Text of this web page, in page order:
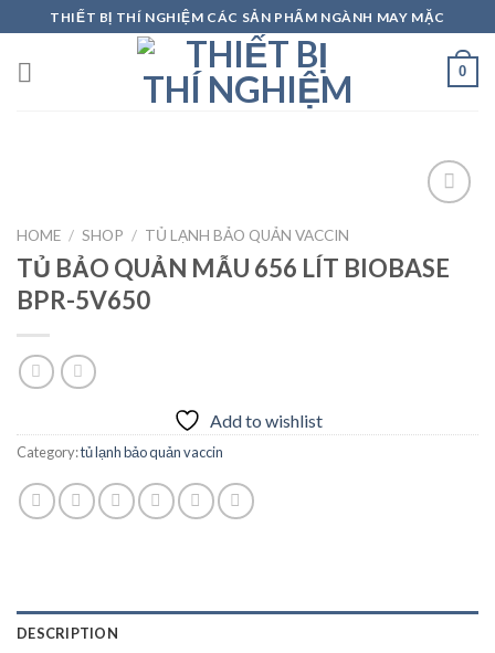
to
content
THIẾT BỊ THÍ NGHIỆM CÁC SẢN PHẨM NGÀNH MAY MẶC
0
Add to
wishlist
HOME / SHOP / TỦ LẠNH BẢO QUẢN VACCIN
TỦ BẢO QUẢN MẪU 656 LÍT BIOBASE
BPR-5V650
Add to wishlist
Category:tủ lạnh bảo quản vaccin
DESCRIPTION